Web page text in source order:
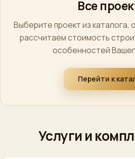
Все
Выберите проект из каталога,
рассчитаем стоимость
особенностей
Перейти к
Услуги и